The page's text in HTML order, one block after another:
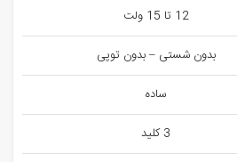
12 تا 15 ولت
بدون شستی – بدون توپی
ساده
3 کلید